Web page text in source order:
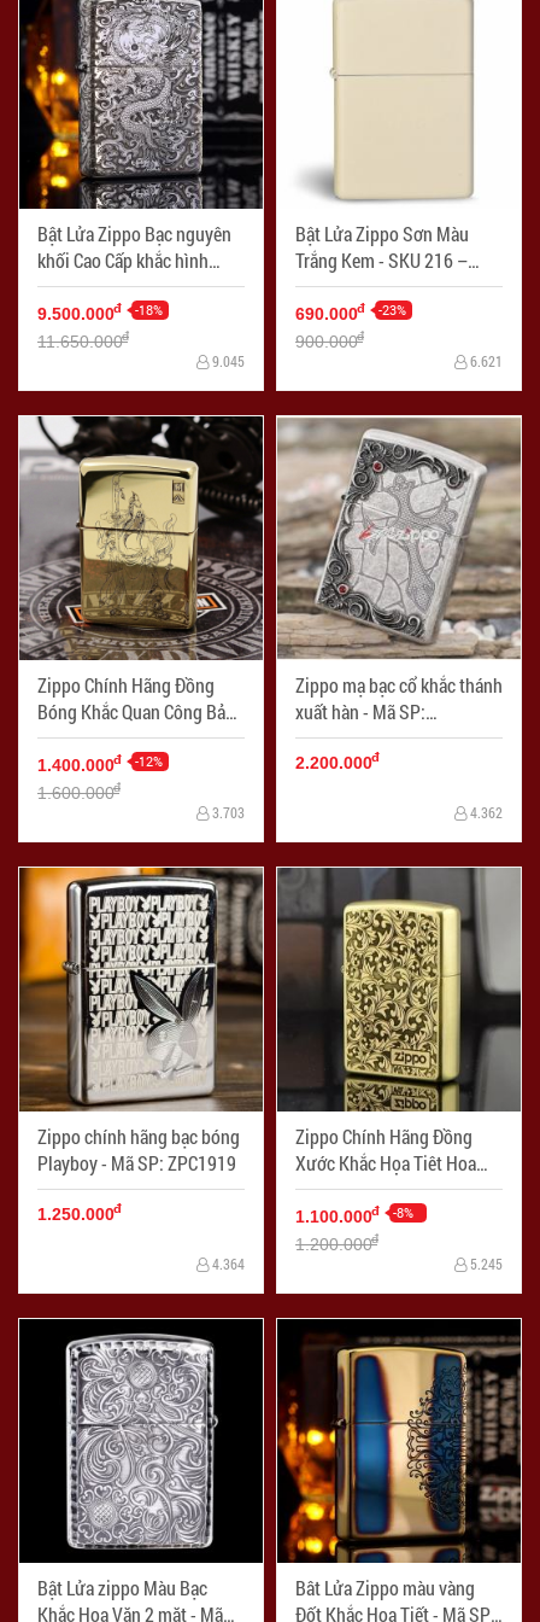
Bật Lửa Zippo Bạc nguyên
khối Cao Cấp khắc hình
rồng châu Á Dũng Mãnh -
Mã SP: ZPC2129
9.500.000đ -18%
11.650.000đ
9.045
Bật Lửa Zippo Sơn Màu
Trắng Kem - SKU 216 –
Zippo Cream Matte - Mã SP:
ZPC2096
690.000đ -23%
900.000đ
6.621
Zippo Chính Hãng Đồng
Bóng Khắc Quan Công Bản
armor - Mã SP: ZPC1140-
169
1.400.000đ -12%
1.600.000đ
3.703
Zippo mạ bạc cổ khắc thánh
xuất hàn - Mã SP:
ZPC1904-T
2.200.000đ
4.362
Zippo chính hãng bạc bóng
Playboy - Mã SP: ZPC1919
1.250.000đ
4.364
Zippo Chính Hãng Đồng
Xước Khắc Họa Tiêt Hoa
Văn Ý - Mã SP: ZPC1912
1.100.000đ -8%
1.200.000đ
5.245
Bật Lửa zippo Màu Bạc
Khắc Hoa Văn 2 mặt - Mã
Bât Lửa Zippo màu vàng
Đốt Khắc Hoa Tiết - Mã SP: